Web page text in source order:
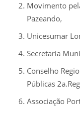
Movimento
Pazeando,
Unicesumar
Secretaria
Conselho
Públicas
Associação